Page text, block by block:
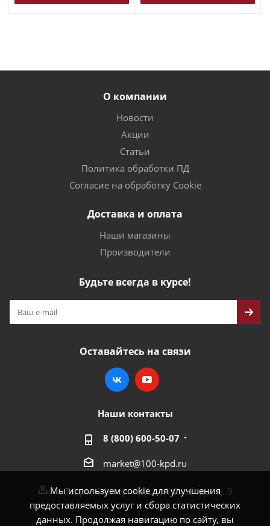
Мы используем cookie для улучшения
предоставляемых услуг и сбора статистических
данных. Продолжая навигацию по сайту, вы
О компании
Новости
Акции
Статьи
Политика обработки ПД
Согласие на обработку Cookie
Доставка и оплата
Наши магазины
Производители
Будьте всегда в курсе!
Оставайтесь на связи
Наши контакты
8 (800) 600-50-07
market@100-kpd.ru
г. Тверь, 4-й пер. Красной Слободы, д. 9